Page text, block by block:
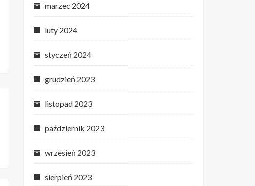
marzec 2024
luty 2024
styczeń 2024
grudzień 2023
listopad 2023
październik 2023
wrzesień 2023
sierpień 2023